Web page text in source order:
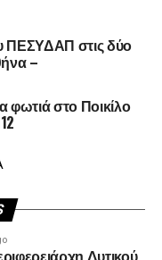
ΠΕΣΥΔΑΠ στις δύο
–
φωτιά στο Ποικίλο
Δυτικού